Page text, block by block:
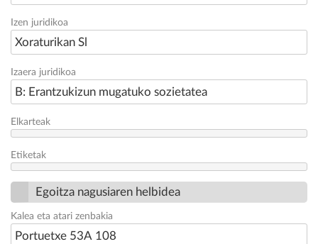
Izen juridikoa
Xoraturikan Sl
Izaera juridikoa
B: Erantzukizun mugatuko sozietatea
Elkarteak
Etiketak
Egoitza nagusiaren helbidea
Kalea eta atari zenbakia
Portuetxe 53A 108